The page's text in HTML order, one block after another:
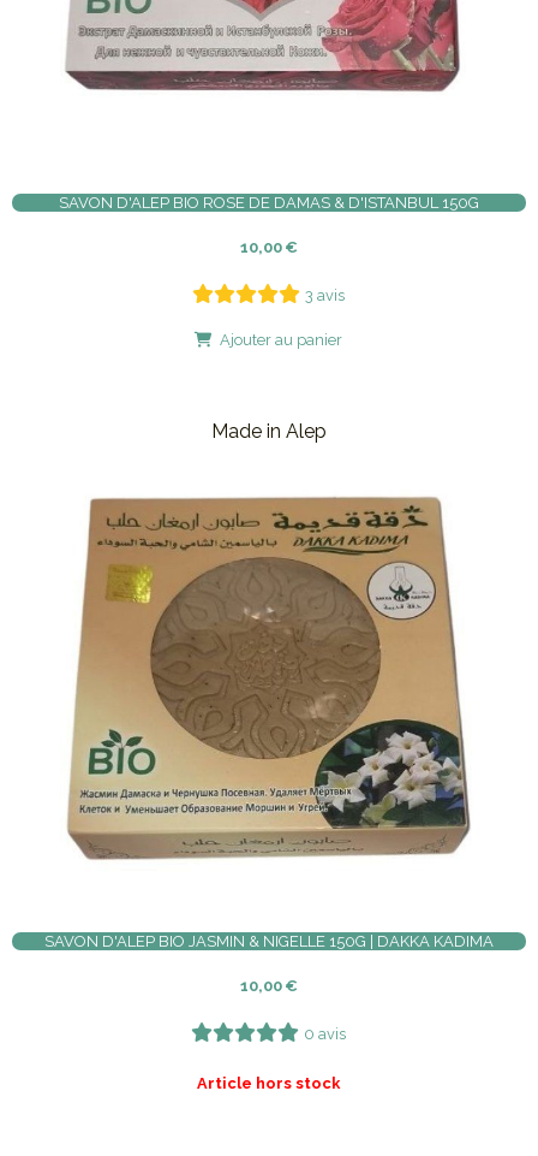
SAVON D'ALEP BIO ROSE DE DAMAS & D'ISTANBUL 150G
10,00€
3 avis
Ajouter au panier
Made in Alep
SAVON D'ALEP BIO JASMIN & NIGELLE 150G | DAKKA KADIMA
10,00€
0 avis
Article hors stock